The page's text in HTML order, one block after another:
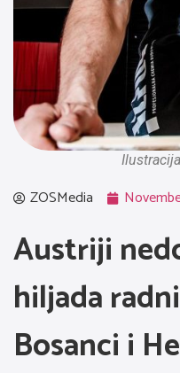
ZOSMedia
Austriji
hiljada
Bosanci i